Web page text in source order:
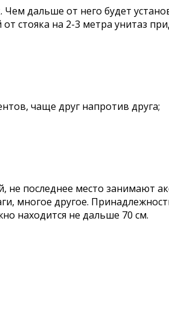
дальше от него будет
стояка на 2-3 метра унитаз
чаще друг напротив друга;
последнее место занимают
многое другое.
находится не дальше 70 см.